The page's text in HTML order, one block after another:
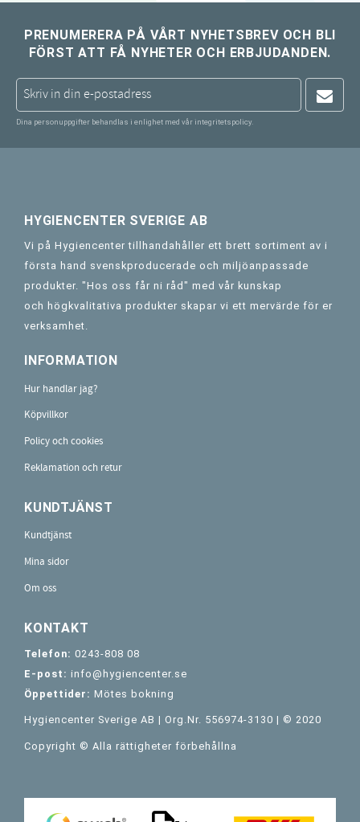
PRENUMERERA PÅ VÅRT NYHETSBREV OCH BLI
FÖRST ATT FÅ NYHETER OCH ERBJUDANDEN.
Dina personuppgifter behandlas i enlighet med vår integritetspolicy.
HYGIENCENTER SVERIGE AB
Vi på Hygiencenter tillhandahåller ett brett sortiment av i
första hand svenskproducerade och miljöanpassade
produkter. "Hos oss får ni råd" med vår kunskap
och högkvalitativa produkter skapar vi ett mervärde för er
verksamhet.
INFORMATION
Hur handlar jag?
Köpvillkor
Policy och cookies
Reklamation och retur
KUNDTJÄNST
Kundtjänst
Mina sidor
Om oss
KONTAKT
Telefon: 0243-808 08
E-post: info@hygiencenter.se
Öppettider: Mötes bokning
Hygiencenter Sverige AB | Org.Nr. 556974-3130 | © 2020
Copyright © Alla rättigheter förbehållna